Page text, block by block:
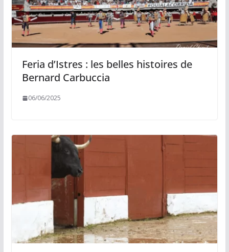
Feria d’Istres : les belles histoires de
Bernard Carbuccia
06/06/2025